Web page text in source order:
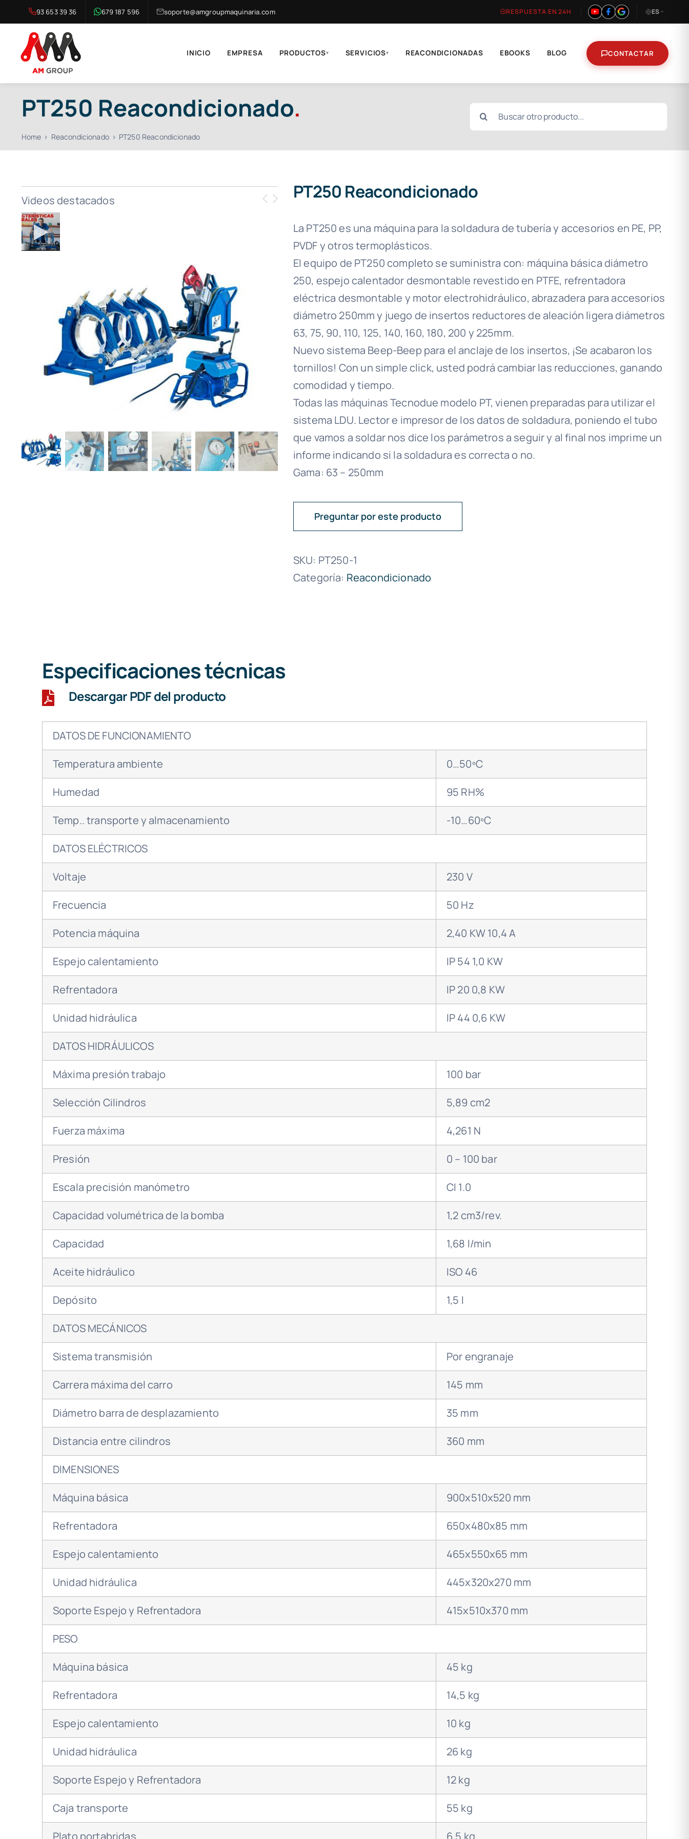
al
contenido
93 653 39 36 679 187 596 soporte@amgroupmaquinaria.com RESPUESTA EN 24H ES
INICIO EMPRESA PRODUCTOS▾ SERVICIOS▾ REACONDICIONADAS EBOOKS BLOG CONTACTAR
PT250 Reacondicionado.
Home Reacondicionado PT250 Reacondicionado
Buscar:
Videos destacados PT250 Reacondicionado
La PT250 es una máquina para la soldadura de tubería y accesorios en PE, PP,
PVDF y otros termoplásticos.
El equipo de PT250 completo se suministra con: máquina básica diámetro
250, espejo calentador desmontable revestido en PTFE, refrentadora
eléctrica desmontable y motor electrohidráulico, abrazadera para accesorios
diámetro 250mm y juego de insertos reductores de aleación ligera diámetros
63, 75, 90, 110, 125, 140, 160, 180, 200 y 225mm.
Nuevo sistema Beep-Beep para el anclaje de los insertos, ¡Se acabaron los
tornillos! Con un simple click, usted podrá cambiar las reducciones, ganando
comodidad y tiempo.
Todas las máquinas Tecnodue modelo PT, vienen preparadas para utilizar el
sistema LDU. Lector e impresor de los datos de soldadura, poniendo el tubo
que vamos a soldar nos dice los parámetros a seguir y al final nos imprime un
informe indicando si la soldadura es correcta o no.
Gama: 63 – 250mm
Preguntar por este producto
SKU: PT250-1
Categoría: Reacondicionado
Especificaciones técnicas
Descargar PDF del producto
DATOS DE FUNCIONAMIENTO
Temperatura ambiente 0…50ºC
Humedad 95 RH%
Temp.. transporte y almacenamiento -10…60ºC
DATOS ELÉCTRICOS
Voltaje 230 V
Frecuencia 50 Hz
Potencia máquina 2,40 KW 10,4 A
Espejo calentamiento IP 54 1,0 KW
Refrentadora IP 20 0,8 KW
Unidad hidráulica IP 44 0,6 KW
DATOS HIDRÁULICOS
Máxima presión trabajo 100 bar
Selección Cilindros 5,89 cm2
Fuerza máxima 4,261 N
Presión 0 – 100 bar
Escala precisión manómetro CI 1.0
Capacidad volumétrica de la bomba 1,2 cm3/rev.
Capacidad 1,68 l/min
Aceite hidráulico ISO 46
Depósito 1,5 l
DATOS MECÁNICOS
Sistema transmisión Por engranaje
Carrera máxima del carro 145 mm
Diámetro barra de desplazamiento 35 mm
Distancia entre cilindros 360 mm
DIMENSIONES
Máquina básica 900x510x520 mm
Refrentadora 650x480x85 mm
Espejo calentamiento 465x550x65 mm
Unidad hidráulica 445x320x270 mm
Soporte Espejo y Refrentadora 415x510x370 mm
PESO
Máquina básica 45 kg
Refrentadora 14,5 kg
Espejo calentamiento 10 kg
Unidad hidráulica 26 kg
Soporte Espejo y Refrentadora 12 kg
Caja transporte 55 kg
Plato portabridas 6,5 kg